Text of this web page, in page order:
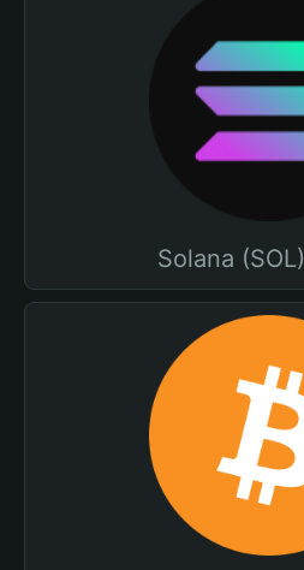
Solana